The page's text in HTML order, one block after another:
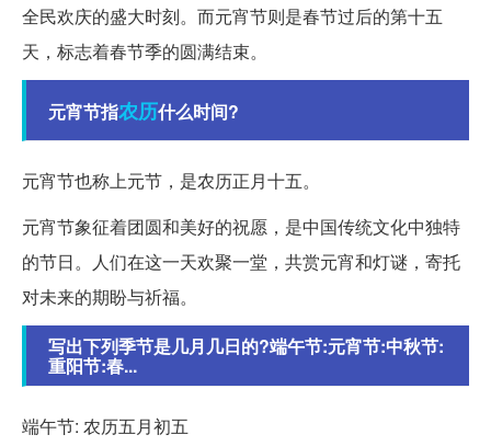
全民欢庆的盛大时刻。而元宵节则是春节过后的第十五
天，标志着春节季的圆满结束。
元宵节指农历什么时间?
元宵节也称上元节，是农历正月十五。
元宵节象征着团圆和美好的祝愿，是中国传统文化中独特
的节日。人们在这一天欢聚一堂，共赏元宵和灯谜，寄托
对未来的期盼与祈福。
写出下列季节是几月几日的?端午节:元宵节:中秋节:
重阳节:春...
端午节: 农历五月初五